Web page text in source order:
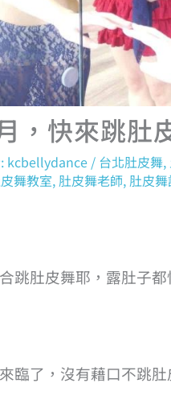
，快來跳肚
kcbellydance / 台北肚皮舞,
舞教室, 肚皮舞老師, 肚皮
跳肚皮舞耶，露肚子
臨了，沒有藉口不跳